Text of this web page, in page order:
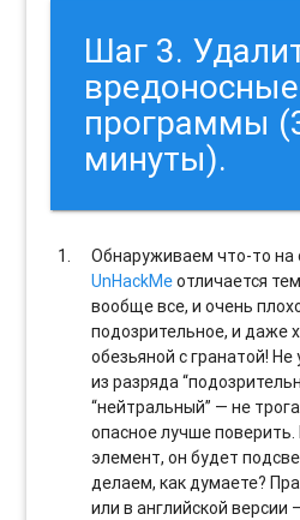
Шаг 3.
вредоносные
программы
минуты).
Обнаруживаем что-то на
UnHackMeотличается
вообще все, и очень
подозрительное, и даже
обезьяной с гранатой!
из разряда
“нейтральный” — не
опасное лучше
элемент, он будет
делаем, как думаете?
или в английской версии